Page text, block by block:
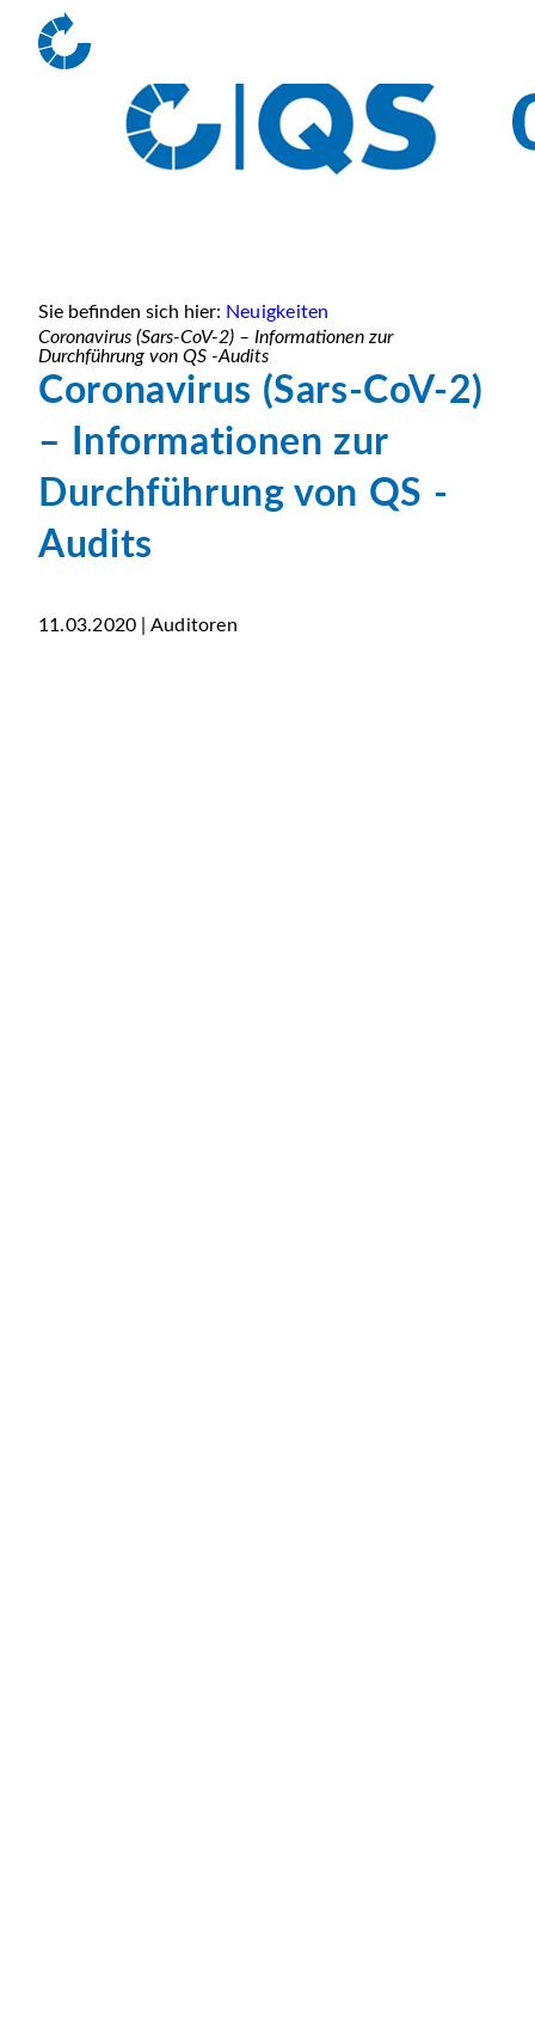
Sie befinden sich hier: Neuigkeiten
Coronavirus (Sars-CoV-2) – Informationen zur
Durchführung von QS -Audits
Coronavirus (Sars-CoV-2)
– Informationen zur
Durchführung von QS -
Audits
11.03.2020 | Auditoren